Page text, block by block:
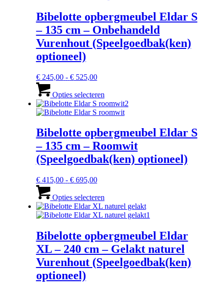
Deze
optie
kan
gekozen
worden
Bibelotte opbergmeubel Eldar S
– 135 cm – Onbehandeld
Vurenhout (Speelgoedbak(ken)
optioneel)
€245,00 - €525,00Prijsklasse:
tot
€ 525,00
Opties selecterenproduct
heeft
meerdere
Deze
optie
kan
gekozen
worden
Bibelotte opbergmeubel Eldar S
– 135 cm – Roomwit
(Speelgoedbak(ken) optioneel)
€415,00 - €695,00Prijsklasse:
tot
€ 695,00
Opties selecterenproduct
heeft
meerdere
Deze
optie
kan
gekozen
worden
Bibelotte opbergmeubel Eldar
XL – 240 cm – Gelakt naturel
Vurenhout (Speelgoedbak(ken)
optioneel)